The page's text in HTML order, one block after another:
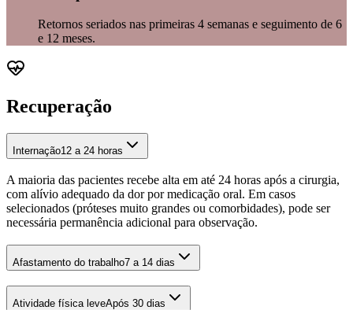
Retornos seriados nas primeiras 4 semanas e seguimento de 6
e 12 meses.
Recuperação
Internação12 a 24 horas
A maioria das pacientes recebe alta em até 24 horas após a cirurgia,
com alívio adequado da dor por medicação oral. Em casos
selecionados (próteses muito grandes ou comorbidades), pode ser
necessária permanência adicional para observação.
Afastamento do trabalho7 a 14 dias
Atividade física leveApós 30 dias